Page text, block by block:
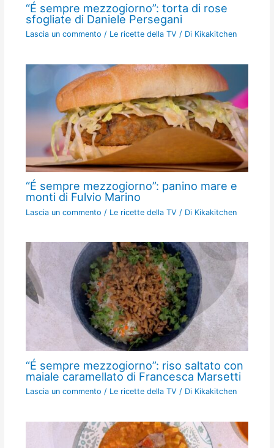
“É sempre mezzogiorno”: torta di rose
sfogliate di Daniele Persegani
Lascia un commento / Le ricette della TV / Di Kikakitchen
“É sempre mezzogiorno”: panino mare e
monti di Fulvio Marino
Lascia un commento / Le ricette della TV / Di Kikakitchen
“É sempre mezzogiorno”: riso saltato con
maiale caramellato di Francesca Marsetti
Lascia un commento / Le ricette della TV / Di Kikakitchen